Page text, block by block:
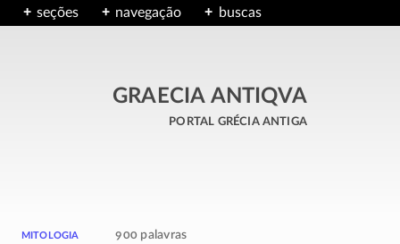
seções navegação buscas
GRAECIA ANTIQVA
portal grécia antiga
mitologia 900 palavras